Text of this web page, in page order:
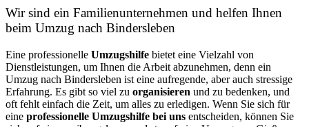
Wir sind ein Familienunternehmen und helfen Ihnen
beim Umzug nach Bindersleben
Eine professionelle Umzugshilfe bietet eine Vielzahl von
Dienstleistungen, um Ihnen die Arbeit abzunehmen, denn ein
Umzug nach Bindersleben ist eine aufregende, aber auch stressige
Erfahrung. Es gibt so viel zu organisieren und zu bedenken, und
oft fehlt einfach die Zeit, um alles zu erledigen. Wenn Sie sich für
eine professionelle Umzugshilfe bei uns entscheiden, können Sie